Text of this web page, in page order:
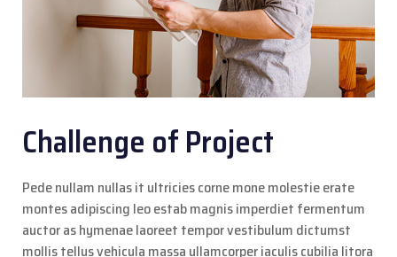
Challenge of Project
Pede nullam nullas it ultricies corne mone molestie erate
montes adipiscing leo estab magnis imperdiet fermentum
auctor as hymenae laoreet tempor vestibulum dictumst
mollis tellus vehicula massa ullamcorper iaculis cubilia litora